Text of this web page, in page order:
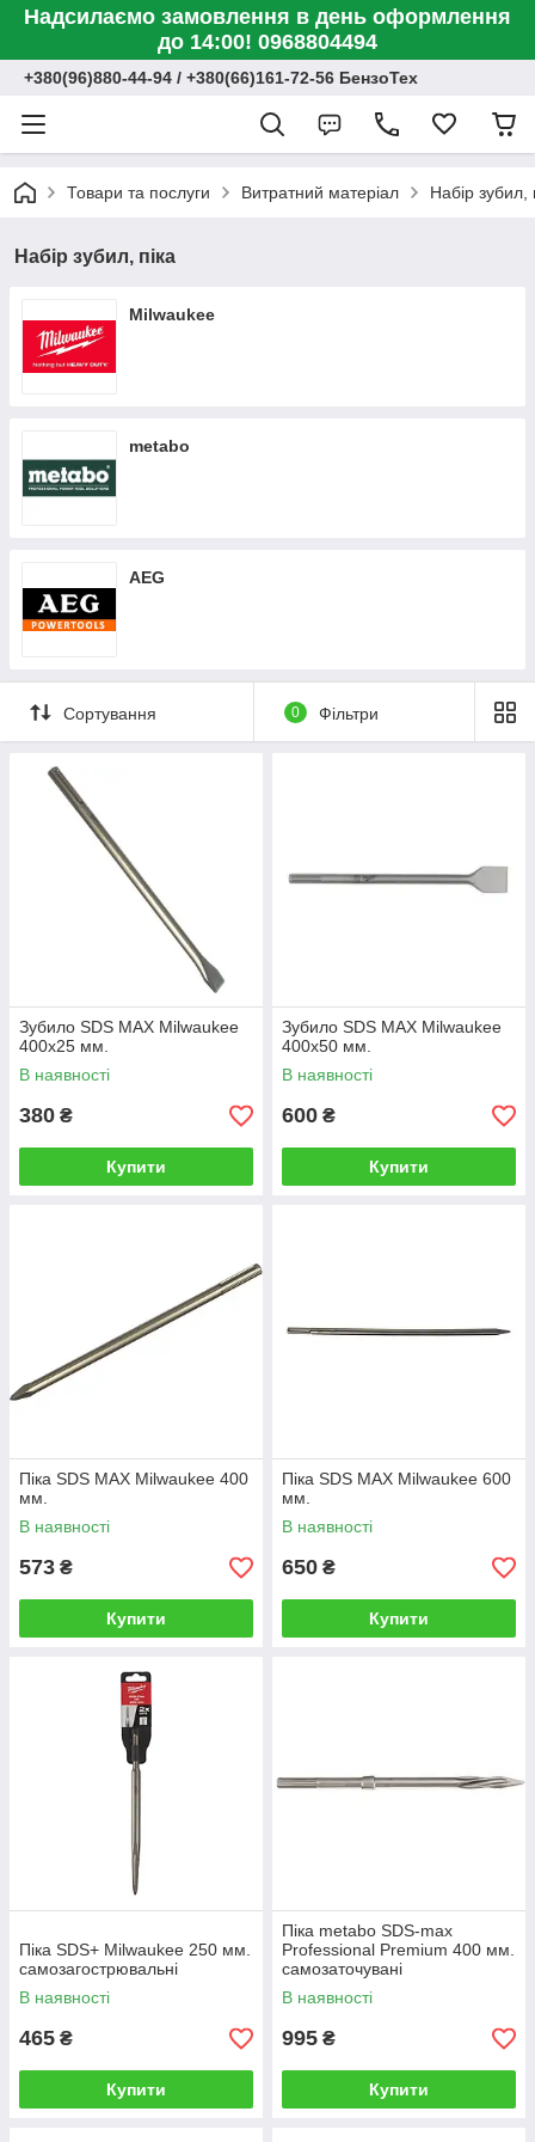
Надсилаємо замовлення в день оформлення
до 14:00! 0968804494
+380(96)880-44-94 / +380(66)161-72-56 БензоТех
Товари та послуги Витратний матеріал Набір зубил,
Набір зубил, піка
Milwaukee
metabo
AEG
Сортування 0 Фільтри
Зубило SDS MAX Milwaukee
400х25 мм.
В наявності
380 ₴
Купити
Зубило SDS MAX Milwaukee
400х50 мм.
В наявності
600 ₴
Купити
Піка SDS MAX Milwaukee 400
мм.
В наявності
573 ₴
Купити
Піка SDS MAX Milwaukee 600
мм.
В наявності
650 ₴
Купити
Піка SDS+ Milwaukee 250 мм.
самозагострювальні
В наявності
465 ₴
Купити
Піка metabo SDS-max
Professional Premium 400 мм.
самозаточувані
В наявності
995 ₴
Купити